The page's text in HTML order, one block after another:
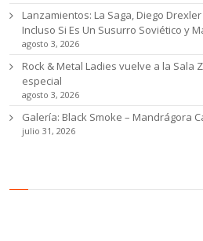
Lanzamientos: La Saga, Diego
Incluso Si Es Un Susurro Soviético y
agosto 3, 2026
Rock & Metal Ladies vuelve a la Sala
especial
agosto 3, 2026
Galería: Black Smoke – Mandrágora
julio 31, 2026